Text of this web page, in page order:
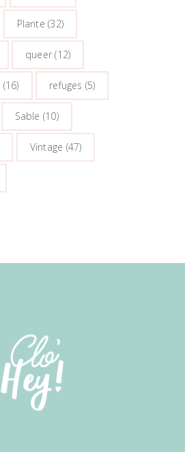
Plante (32)
queer (12)
(16) refuges (5)
Sable (10)
Vintage (47)